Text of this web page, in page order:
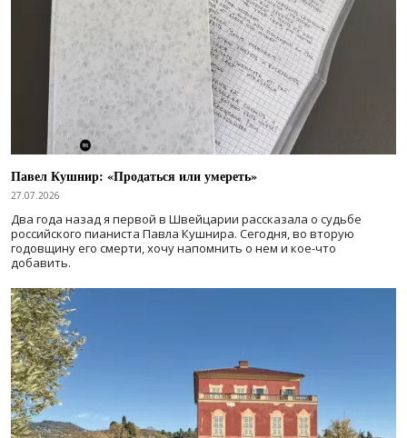
Павел Кушнир: «Продаться или умереть»
27.07.2026
Два года назад я первой в Швейцарии рассказала о судьбе
российского пианиста Павла Кушнира. Сегодня, во вторую
годовщину его смерти, хочу напомнить о нем и кое-что
добавить.